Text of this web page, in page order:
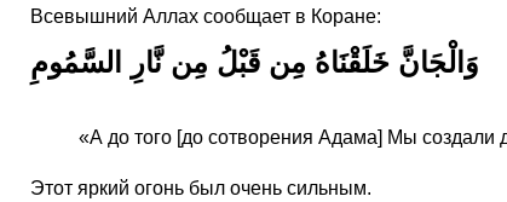
Всевышний Аллах сообщает в Коране:
وَالْجَانَّ خَلَقْنَاهُ مِن قَبْلُ مِن نَّارِ السَّمُومِ
«А до того [до сотворения Адама] Мы
Этот яркий огонь был очень сильным.